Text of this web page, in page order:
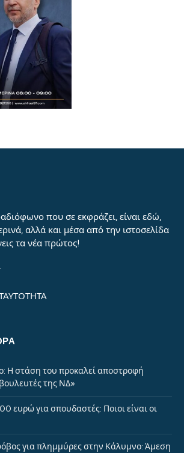
που σε εκφράζει, είναι εδώ,
αλλά και μέσα από την ιστοσελίδα
τα νέα πρώτος!
Η στάση του προκαλεί αποστροφή
της ΝΔ»
ευρώ για σπουδαστές: Ποιοι είναι οι
για πλημμύρες στην Κάλυμνο: Άμεση